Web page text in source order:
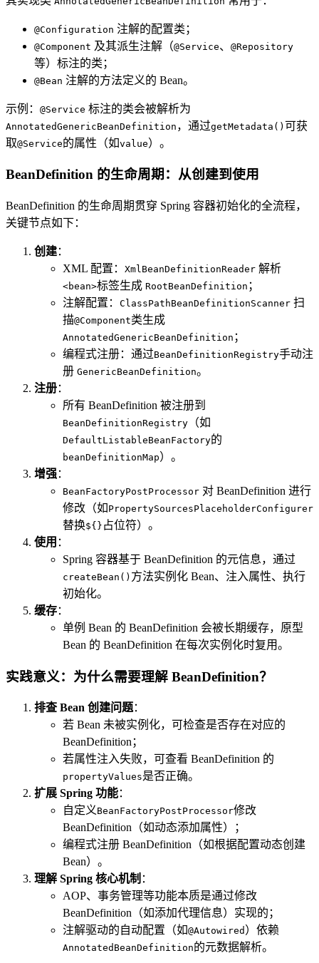
@Configuration 注解的配置类；
@Component 及其派生注解（@Service、 @Repository
等）标注的类；
@Bean 注解的方法定义的 Bean。
示例： @Service 标注的类会被解析为
AnnotatedGenericBeanDefinition ，通过getMetadata() 可获
取@Service的属性（如value）。
BeanDefinition 的生命周期：从创建到使用
BeanDefinition 的生命周期贯穿 Spring 容器初始化的全流程，
关键节点如下：
创建：
XML 配置： XmlBeanDefinitionReader 解析
<bean>标签生成 RootBeanDefinition ；
注解配置： ClassPathBeanDefinitionScanner 扫
描@Component类生成
AnnotatedGenericBeanDefinition ；
编程式注册：通过BeanDefinitionRegistry手动注
册 GenericBeanDefinition。
注册：
所有 BeanDefinition 被注册到
BeanDefinitionRegistry （如
DefaultListableBeanFactory的
beanDefinitionMap）。
增强：
BeanFactoryPostProcessor 对 BeanDefinition 进行
修改（如 PropertySourcesPlaceholderConfigurer
替换${} 占位符）。
使用 ：
Spring 容器基于 BeanDefinition 的元信息，通过
createBean() 方法实例化 Bean、注入属性、执行
初始化。
缓存：
单例 Bean 的 BeanDefinition 会被长期缓存，原型
Bean 的 BeanDefinition 在每次实例化时复用。
实践意义：为什么需要理解 BeanDefinition？
排查 Bean 创建问题：
若 Bean 未被实例化，可检查是否存在对应的
BeanDefinition；
若属性注入失败，可查看 BeanDefinition 的
propertyValues是否正确。
扩展 Spring 功能：
自定义BeanFactoryPostProcessor修改
BeanDefinition（如动态添加属性）；
编程式注册 BeanDefinition（如根据配置动态创建
Bean）。
理解 Spring 核心机制 ：
AOP、事务管理等功能本质是通过修改
BeanDefinition（如添加代理信息）实现的；
注解驱动的自动配置（如@Autowired ）依赖
AnnotatedBeanDefinition的元数据解析。